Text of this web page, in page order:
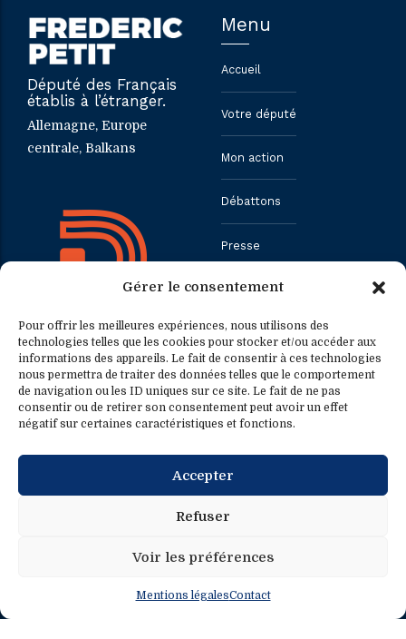
Gérer le consentement
Pour offrir les meilleures expériences, nous utilisons des
technologies telles que les cookies pour stocker et/ou accéder aux
informations des appareils. Le fait de consentir à ces technologies
nous permettra de traiter des données telles que le comportement
de navigation ou les ID uniques sur ce site. Le fait de ne pas
consentir ou de retirer son consentement peut avoir un effet
négatif sur certaines caractéristiques et fonctions.
Accepter
Refuser
Voir les préférences
Mentions légalesContact
Député des Français
établis à l’étranger.
Allemagne, Europe
centrale, Balkans
Menu
Accueil
Votre député
Mon action
Débattons
Presse
Contact
Contact
0033.1.40.63.75.31
Contact presse
presse@fredericpetit.eu